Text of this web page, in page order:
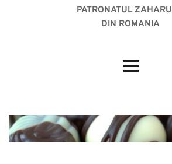
PATRONATUL
DIN ROMANIA